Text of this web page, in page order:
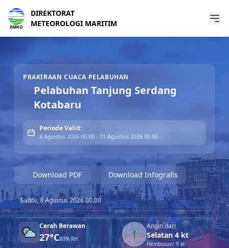
DIREKTORAT
METEOROLOGI MARITIM
Prakiraan Cuaca Pelabuhan Pelabuhan Tanjung Serdang
PRAKIRAAN CUACA PELABUHAN
Pelabuhan Tanjung Serdang
Kotabaru
Periode Valid:
8 Agustus 2026 00.00 - 11 Agustus 2026 00.00
Download PDF Download Infografis
Sabtu, 8 Agustus 2026 00.00
Cerah Berawan
27°C80% RH
Angin dari
Selatan 4 kt
Hembusan: 9 kt